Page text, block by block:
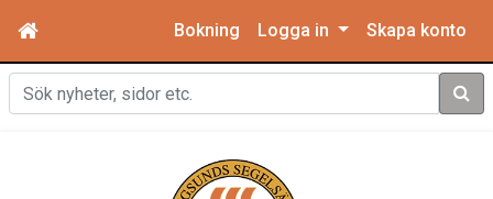
Bokning Logga in Skapa konto
Sök